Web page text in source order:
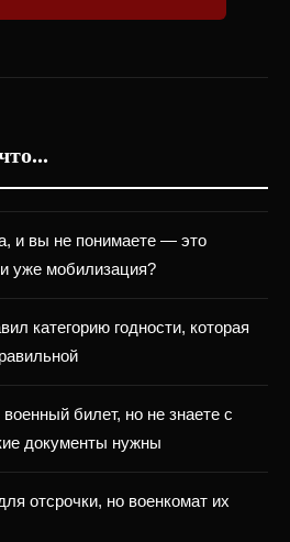
и вы не понимаете — это
уже мобилизация?
категорию годности, которая
билет, но не знаете с
документы нужны
отсрочки, но военкомат их